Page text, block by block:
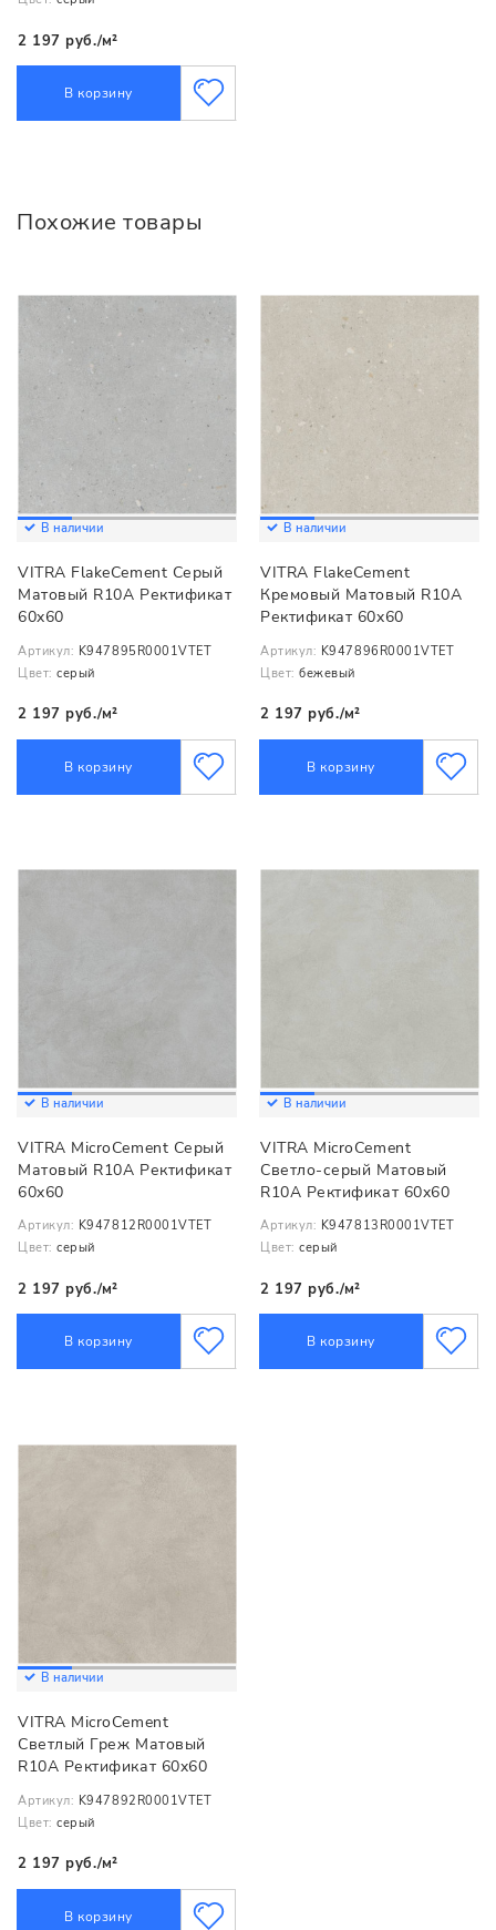
2 197 руб./м²
В корзину
Похожие товары
В наличии
VITRA FlakeCement Серый
Матовый R10A Ректификат
60x60
Артикул: K947895R0001VTET
Цвет: серый
2 197 руб./м²
В корзину
В наличии
VITRA FlakeCement
Кремовый Матовый R10A
Ректификат 60x60
Артикул: K947896R0001VTET
Цвет: бежевый
2 197 руб./м²
В корзину
В наличии
VITRA MicroCement Серый
Матовый R10A Ректификат
60x60
Артикул: K947812R0001VTET
Цвет: серый
2 197 руб./м²
В корзину
В наличии
VITRA MicroCement
Светло-серый Матовый
R10A Ректификат 60x60
Артикул: K947813R0001VTET
Цвет: серый
2 197 руб./м²
В корзину
В наличии
VITRA MicroCement
Светлый Греж Матовый
R10A Ректификат 60x60
Артикул: K947892R0001VTET
Цвет: серый
2 197 руб./м²
В корзину